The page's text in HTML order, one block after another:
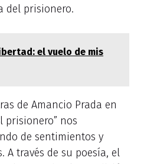
del prisionero.
el vuelo de mis
de Amancio Prada en
prisionero” nos
de sentimientos y
A través de su poesía, el